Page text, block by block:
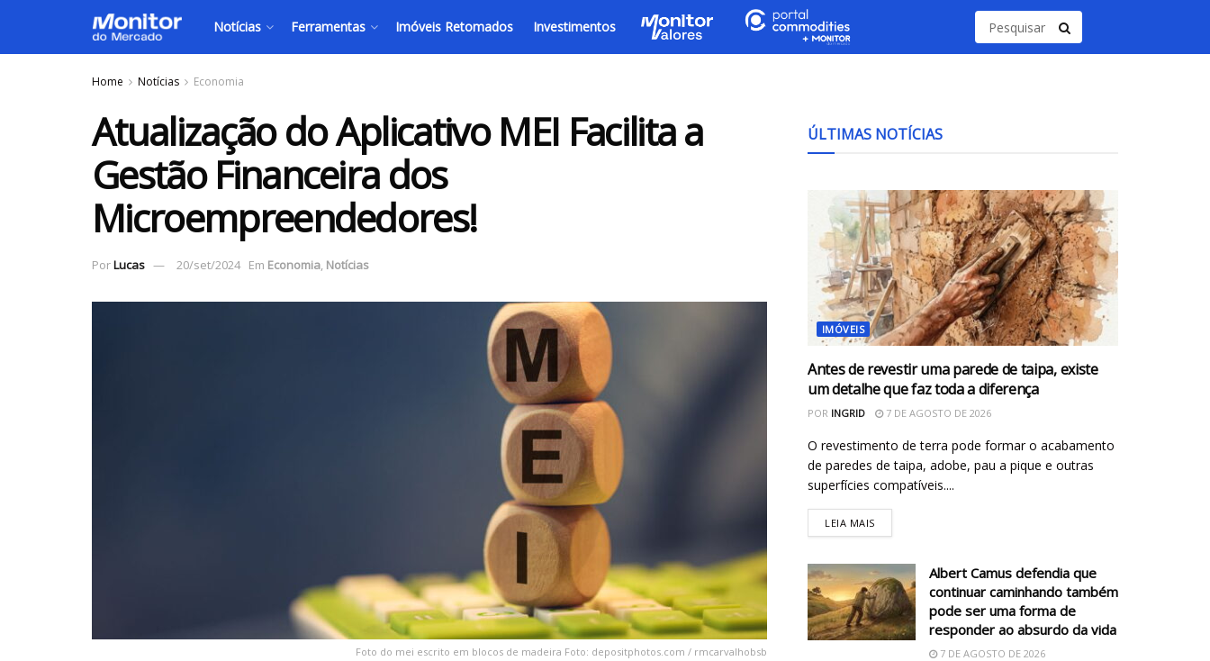
Notícias Ferramentas Imóveis Retomados Investimentos
Home Notícias Economia
Atualização do Aplicativo MEI Facilita a
Gestão Financeira dos
Microempreendedores!
PorLucas 20/set/2024 Em Economia, Notícias
Foto do mei escrito em blocos de madeira Foto: depositphotos.com / rmcarvalhobsb
ÚLTIMAS NOTÍCIAS
IMÓVEIS
Antes de revestir uma parede de taipa, existe
um detalhe que faz toda a diferença
POR INGRID 7 DE AGOSTO DE 2026
O revestimento de terra pode formar o acabamento
de paredes de taipa, adobe, pau a pique e outras
superfícies compatíveis....
LEIA MAIS
Albert Camus defendia que
continuar caminhando também
pode ser uma forma de
responder ao absurdo da vida
7 DE AGOSTO DE 2026